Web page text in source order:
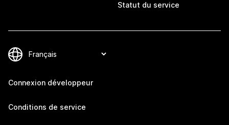
Statut du service
Connexion développeur
Conditions de service